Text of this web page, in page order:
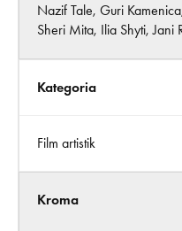
Nazif Tale, Guri
Sheri Mita, Ilia Shyti, Jani
Kategoria
Film artistik
Kroma